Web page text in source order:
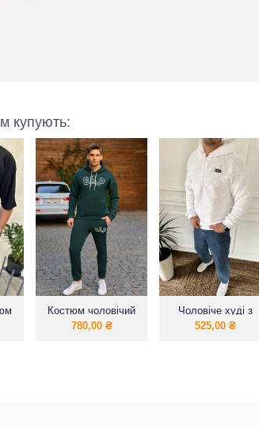
купують:
Костюм чоловічий
780,00 ₴
Чоловіче худі з
капюшоном
525,00 ₴